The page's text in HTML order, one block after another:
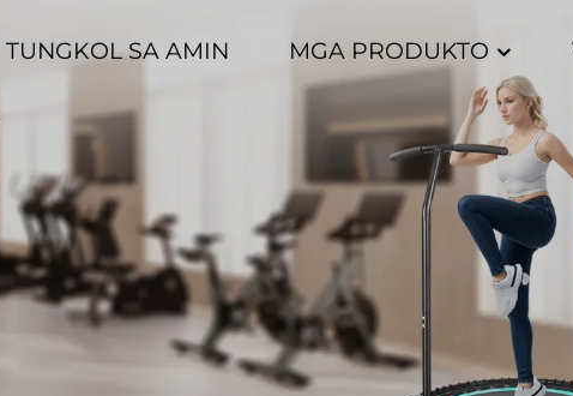
TUNGKOL SA AMIN MGA PRODUKTO